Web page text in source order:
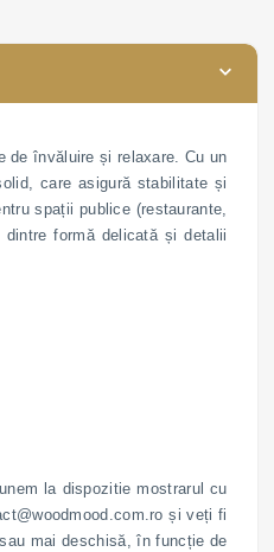
de învăluire și relaxare. Cu un
care asigură stabilitate și
spații publice (restaurante,
formă delicată și detalii
la dispozitie mostrarul cu
și veți fi
mai deschisă, în funcție de